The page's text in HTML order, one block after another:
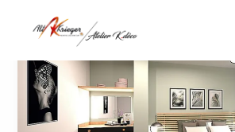
contenu
Rénovation
d’une
chambre
d’amis
en
cocon
zen